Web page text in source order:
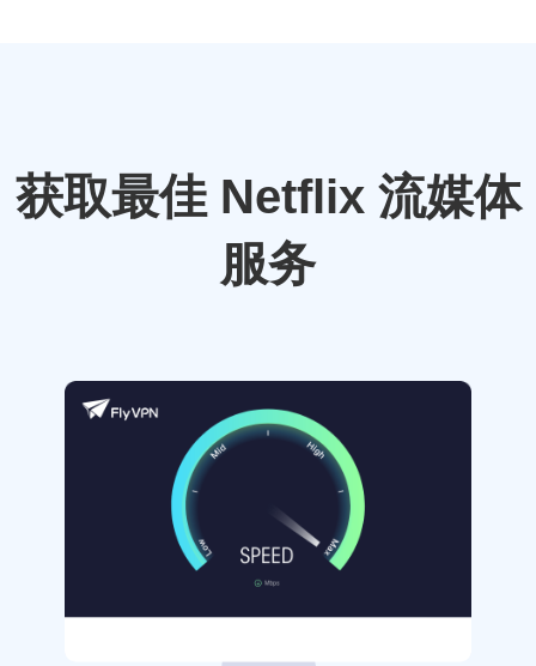
获取最佳 Netflix 流媒体
服务